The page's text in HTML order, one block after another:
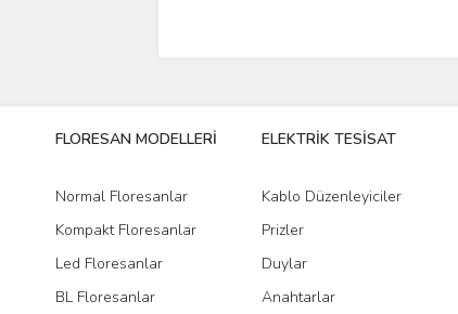
FLORESAN MODELLERİ
Normal Floresanlar
Kompakt Floresanlar
Led Floresanlar
BL Floresanlar
ELEKTRİK TESİSAT
Kablo Düzenleyiciler
Prizler
Duylar
Anahtarlar